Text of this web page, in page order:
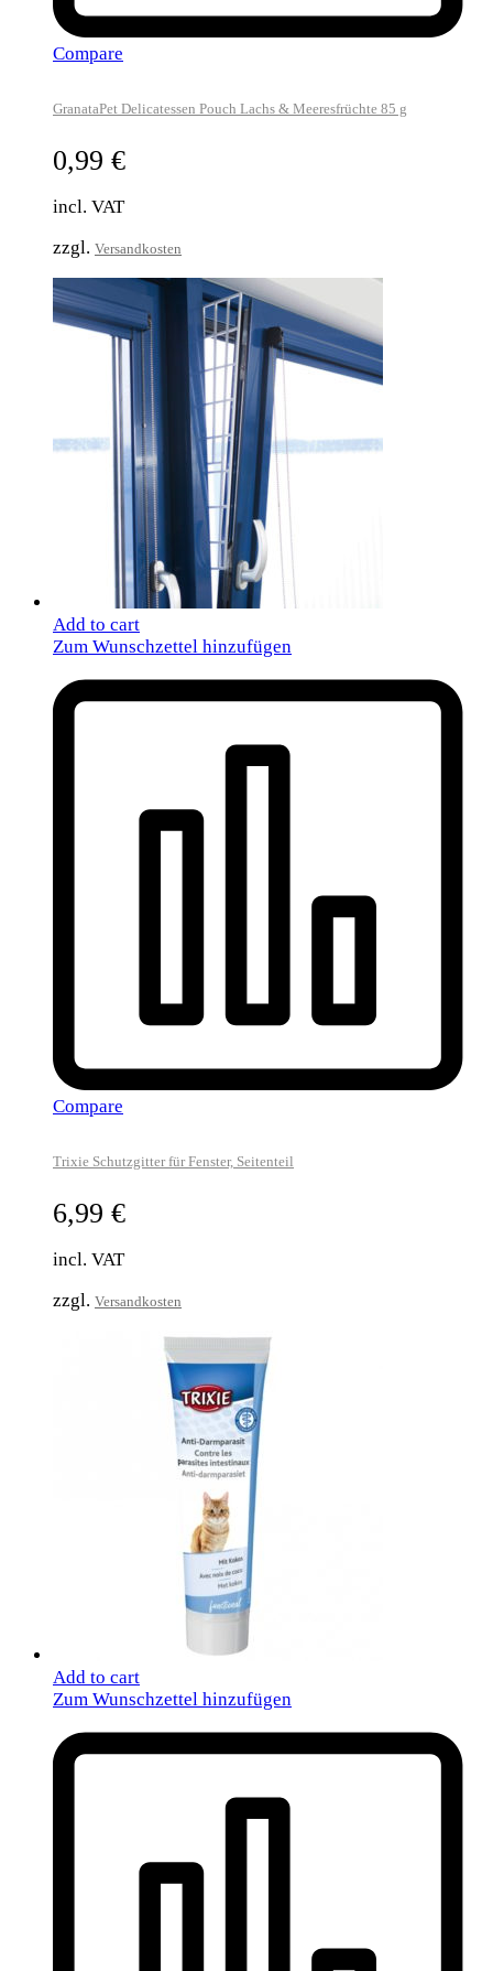
Compare
GranataPet Delicatessen Pouch Lachs & Meeresfrüchte 85 g
0,99 €
incl. VAT
zzgl. Versandkosten
Add to cart
Zum Wunschzettel hinzufügen
Compare
Trixie Schutzgitter für Fenster, Seitenteil
6,99 €
incl. VAT
zzgl. Versandkosten
Add to cart
Zum Wunschzettel hinzufügen